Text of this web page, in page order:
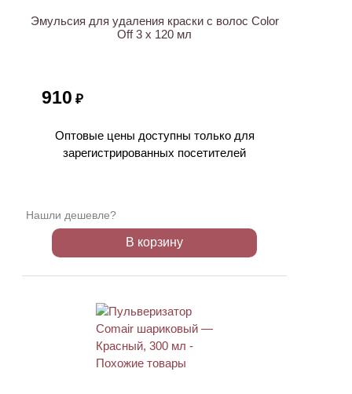
Эмульсия для удаления краски с волос Color
Off 3 х 120 мл
910 ₽
Оптовые цены доступны только для
зарегистрированных посетителей
Нашли дешевле?
В корзину